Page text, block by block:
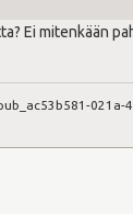
Ei mitenkään